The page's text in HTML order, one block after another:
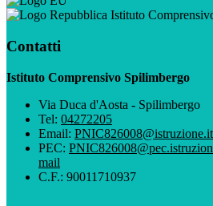
Istituto
Contatti
Istituto Comprensivo Spilimbergo
Via Duca d'Aosta - Spilimbergo
Tel: 04272205
Email: PNIC826008@istruzione.it
PEC:
mail
C.F.: 90011710937